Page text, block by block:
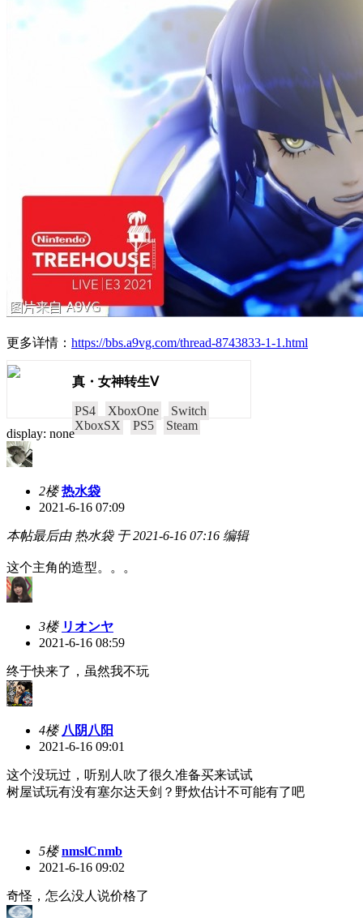
更多详情： https://bbs.a9vg.com/thread-8743833-1-1.html
真・女神转生Ⅴ
PS4 XboxOne
Switch
XboxSX
PS5 Steam
display: none
2楼 热水袋
2021-6-16 07:09
本帖最后由 热水袋 于 2021-6-16 07:16 编辑
这个主角的造型。。。
3楼 リオンヤ
2021-6-16 08:59
终于快来了，虽然我不玩
4楼 八阴八阳
2021-6-16 09:01
这个没玩过，听别人吹了很久准备买来试试
树屋试玩有没有塞尔达天剑？野炊估计不可能有了吧
5楼 nmslCnmb
2021-6-16 09:02
奇怪，怎么没人说价格了